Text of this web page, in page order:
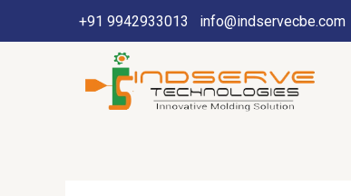
+91 9942933013 info@indservecbe.com